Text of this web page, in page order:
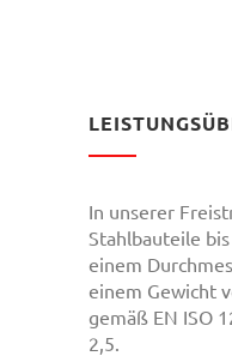
In unserer
Stahlbauteile
einem
einem Gewicht
gemäß EN ISO
2,5.